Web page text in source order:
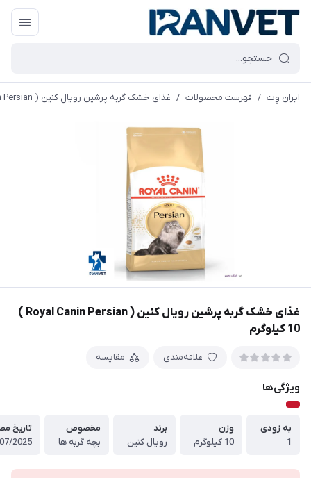
ایران وِت / فهرست محصولات / غذای خشک گربه پرشین رویال کنین ( Royal Canin Persian ) 10 کیلوگرم
غذای خشک گربه پرشین رویال کنین ( Royal Canin Persian )
10 کیلوگرم
علاقه‌مندی مقایسه
ویژگی‌ها
به زودی
1
وزن
10 کیلوگرم
برند
رویال کنین
مخصوص
بچه گربه ها
تاریخ
07/2025